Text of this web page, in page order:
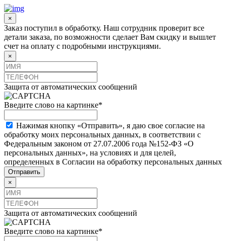
×
Заказ поступил в обработку. Наш сотрудник проверит все
детали заказа, по возможности сделает Вам скидку и вышлет
счет на оплату с подробными инструкциями.
×
Защита от автоматических сообщений
Введите слово на картинке*
Нажимая кнопку «Отправить», я даю свое согласие на
обработку моих персональных данных, в соответствии с
Федеральным законом от 27.07.2006 года №152-ФЗ «О
персональных данных», на условиях и для целей,
определенных в Согласии на обработку персональных данных
×
Защита от автоматических сообщений
Введите слово на картинке*